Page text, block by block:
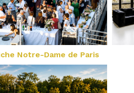
Notre-Dame de Paris